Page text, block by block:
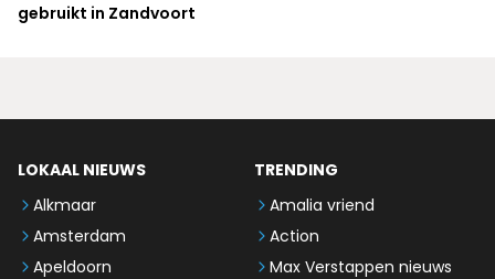
gebruikt in Zandvoort
LOKAAL NIEUWS
Alkmaar
Amsterdam
Apeldoorn
TRENDING
Amalia vriend
Action
Max Verstappen nieuws